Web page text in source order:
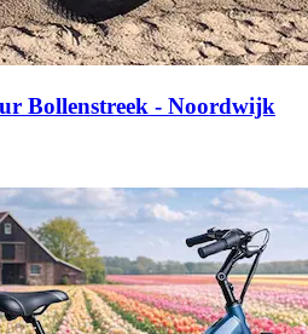
Bollenstreek - Noordwijk